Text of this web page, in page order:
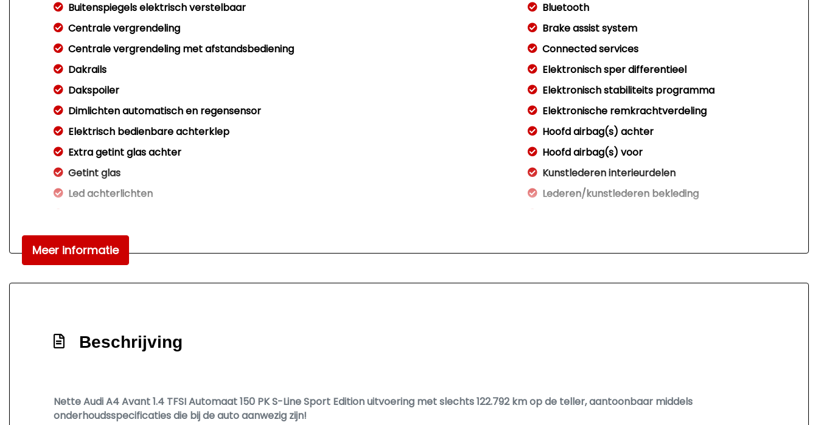
Buitenspiegels elektrisch verstelbaar
Centrale vergrendeling
Centrale vergrendeling met afstandsbediening
Dakrails
Dakspoiler
Dimlichten automatisch en regensensor
Elektrisch bedienbare achterklep
Extra getint glas achter
Getint glas
Led achterlichten
Led koplampen
Lichtmetalen velgen 18"
Ruitensproeiers/wisserbladen verwarmbaar
Warmtewerend glas
Bluetooth
Brake assist system
Connected services
Elektronisch sper differentieel
Elektronisch stabiliteits programma
Elektronische remkrachtverdeling
Hoofd airbag(s) achter
Hoofd airbag(s) voor
Kunstlederen interieurdelen
Lederen/kunstlederen bekleding
Schakelpaddles
Meer informatie
Beschrijving
Nette Audi A4 Avant 1.4 TFSI Automaat 150 PK S-Line Sport Edition uitvoering met slechts 122.792 km op de teller, aantoonbaar middels
onderhoudsspecificaties die bij de auto aanwezig zijn!